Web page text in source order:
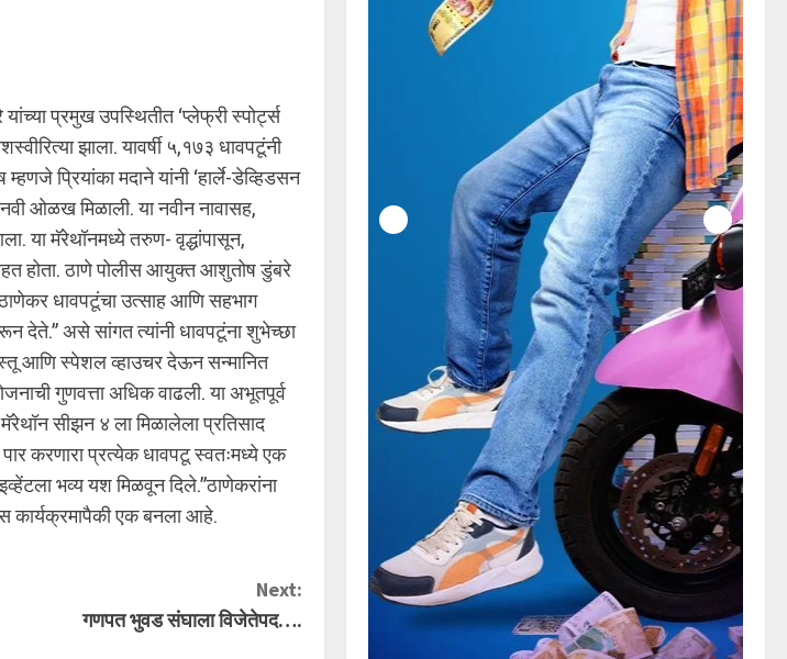
प्रमुख उपस्थितीत ‘प्लेफ्री स्पोर्ट्स
झाला. यावर्षी ५,१७३ धावपटूंनी
प्रियांका मदाने यांनी ‘हार्ले-डेव्हिडसन
ओळख मिळाली. या नवीन नावासह,
या मॅरेथॉनमध्ये तरुण- वृद्धांपासून,
होता. ठाणे पोलीस आयुक्त आशुतोष डुंबरे
ठाणेकर धावपटूंचा उत्साह आणि सहभाग
देते.” असे सांगत त्यांनी धावपटूंना शुभेच्छा
आणि स्पेशल व्हाउचर देऊन सन्मानित
गुणवत्ता अधिक वाढली. या अभूतपूर्व
मॅरेथॉन सीझन ४ ला मिळालेला प्रतिसाद
करणारा प्रत्येक धावपटू स्वतःमध्ये एक
भव्य यश मिळवून दिले.”ठाणेकरांना
कार्यक्रमापैकी एक बनला आहे.
Next:
गणपत भुवड संघाला विजेतेपद….